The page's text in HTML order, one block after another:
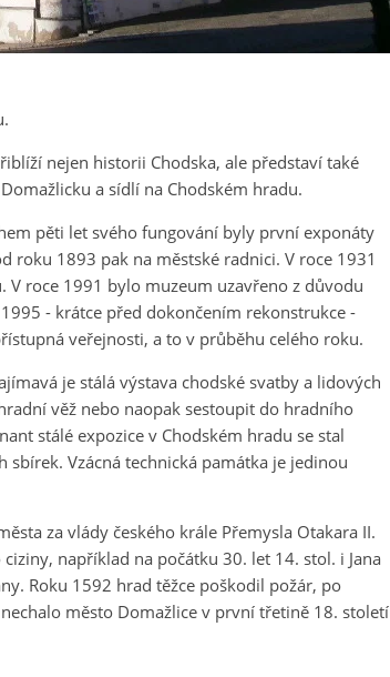
nejen historii Chodska, ale představí také
a sídlí na Chodském hradu.
pěti let svého fungování byly první exponáty
roku 1893 pak na městské radnici. V roce 1931
roce 1991 bylo muzeum uzavřeno z důvodu
- krátce před dokončením rekonstrukce -
veřejnosti, a to v průběhu celého roku.
je stálá výstava chodské svatby a lidových
věž nebo naopak sestoupit do hradního
stálé expozice v Chodském hradu se stal
Vzácná technická památka je jedinou
za vlády českého krále Přemysla Otakara II.
například na počátku 30. let 14. stol. i Jana
Roku 1592 hrad těžce poškodil požár, po
město Domažlice v první třetině 18. století